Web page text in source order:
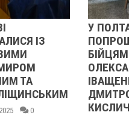
У ПОЛТАВІ
ПОПРОЩАЛИСЯ ІЗ
БІЙЦЯМИ
ОЛЕКСАНДРОМ
ІВАЩЕНКОМ,
ДМИТРОМ
КИСЛИЧЕНКОМ ТА